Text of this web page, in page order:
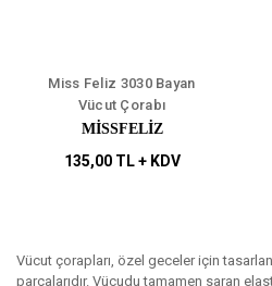
Miss Feliz 3030 Bayan
Vücut Çorabı
MİSSFELİZ
135,00 TL + KDV
Vücut çorapları, özel geceler için
parçalarıdır. Vücudu tamamen saran